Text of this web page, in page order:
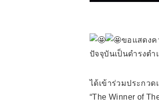
ขอแสดงค
ปัจจุบันเป็นดำรงตำ
ได้เข้าร่วมประกวด
“The Winner of